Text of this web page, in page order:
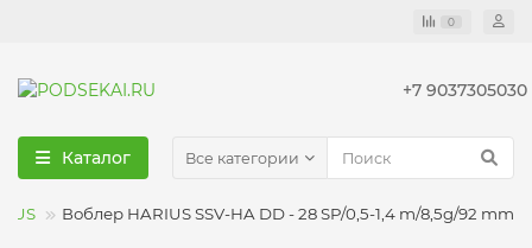
0
+7 9037305030
Каталог Все категории
Воблер HARIUS SSV-HA DD - 28 SP/0,5-1,4 m/8,5g/92 mm